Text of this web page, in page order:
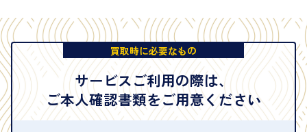
買取時に必要なもの
サービスご利用の際は、
ご本人確認書類をご用意ください